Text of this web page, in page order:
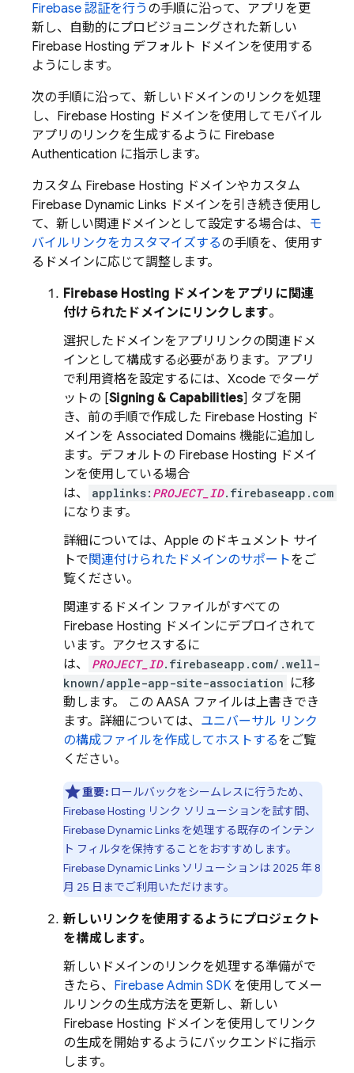
Firebase 認証を行う の手順に沿って、アプリを更
新し、自動的にプロビジョニングされた新しい
Firebase Hosting デフォルト ドメインを使用する
ようにします。
次の手順に沿って、新しいドメインのリンクを処理
し、 Firebase Hosting ドメインを使用してモバイル
アプリのリンクを生成するように Firebase
Authentication に指示します。
カスタム Firebase Hosting ドメインやカスタム
Firebase Dynamic Links ドメインを引き続き使用し
て、新しい関連ドメインとして設定する場合は、 モ
バイルリンクをカスタマイズするの手順を、使用す
るドメインに応じて調整します。
Firebase Hosting ドメインをアプリに関連
付けられたドメインにリンクします。
選択したドメインをアプリリンクの関連ドメ
インとして構成する必要があります。アプリ
で利用資格を設定するには、Xcode でターゲ
ットの [Signing & Capabilities] タブを開
き、前の手順で作成した Firebase Hosting ド
メインを Associated Domains 機能に追加し
ます。デフォルトの Firebase Hosting ドメイ
ンを使用している場合
は、
applinks: PROJECT_ID.firebaseapp.com
になります。
詳細については、Apple のドキュメント サイ
トで関連付けられたドメインのサポートをご
覧ください。
関連するドメイン ファイルがすべての
Firebase Hosting ドメインにデプロイされて
います。アクセスするに
は、
PROJECT_ID.firebaseapp.com/.well-
known/apple-app-site-association に移
動します。 この AASA ファイルは上書きでき
ます。詳細については、 ユニバーサル リンク
の構成ファイルを作成してホストするをご覧
ください。
重要:ロールバックをシームレスに行うため、
Firebase Hosting リンク ソリューションを試す間、
Firebase Dynamic Links を処理する既存のインテン
ト フィルタを保持することをおすすめします。
Firebase Dynamic Links ソリューションは 2025 年 8
月 25 日までご利用いただけます。
新しいリンクを使用するようにプロジェクト
を構成します。
新しいドメインのリンクを処理する準備がで
きたら、 Firebase Admin SDK を使用してメー
ルリンクの生成方法を更新し、新しい
Firebase Hosting ドメインを使用してリンク
の生成を開始するようにバックエンドに指示
します。